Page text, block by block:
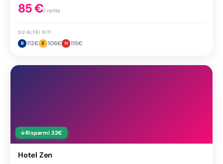
85€/ notte
SU ALTRI SITI
B 112€ E 106€ H 115€
↓Risparmi 32€
Hotel Zen